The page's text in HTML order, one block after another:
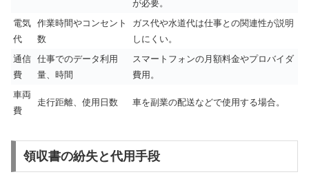
が必要。
電気
代
作業時間やコンセント
数
ガス代や水道代は仕事との関連性が説明
しにくい。
通信
費
仕事でのデータ利用
量、時間
スマートフォンの月額料金やプロバイダ
費用。
車両
費
走行距離、使用日数 車を副業の配送などで使用する場合。
領収書の紛失と代用手段